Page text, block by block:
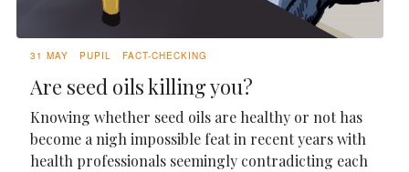
31 MAY PUPIL FACT-CHECKING
Are seed oils killing you?
Knowing whether seed oils are healthy or not has
become a nigh impossible feat in recent years with
health professionals seemingly contradicting each